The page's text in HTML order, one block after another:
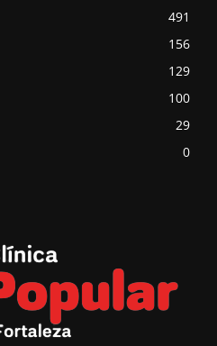
491
156
129
100
29
0